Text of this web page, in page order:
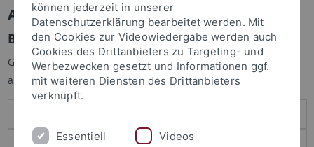
Anmelden
Benutzeranmeldung
Geben Sie Ihren Benutzernamen und Ihr Passwort an um sich
anzumelden:
können jederzeit in unserer
Datenschutzerklärung bearbeitet werden. Mit
den Cookies zur Videowiedergabe werden auch
Cookies des Drittanbieters zu Targeting- und
Werbezwecken gesetzt und Informationen ggf.
mit weiteren Diensten des Drittanbieters
verknüpft.
Essentiell Videos